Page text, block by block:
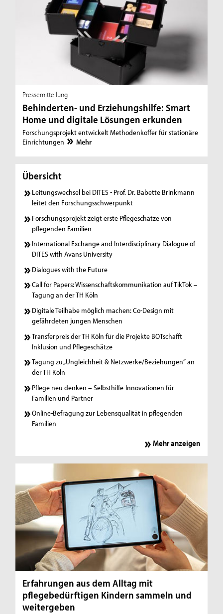
Pressemitteilung
Behinderten- und Erziehungshilfe: Smart
Home und digitale Lösungen erkunden
Forschungsprojekt entwickelt Methodenkoffer für stationäre
Einrichtungen
Mehr
Übersicht
Leitungswechsel bei DITES - Prof. Dr. Babette Brinkmann
leitet den Forschungsschwerpunkt
Forschungsprojekt zeigt erste Pflegeschätze von
pflegenden Familien
International Exchange and Interdisciplinary Dialogue of
DITES with Avans University
Dialogues with the Future
Call for Papers: Wissenschaftskommunikation auf TikTok –
Tagung an der TH Köln
Digitale Teilhabe möglich machen: Co-Design mit
gefährdeten jungen Menschen
Transferpreis der TH Köln für die Projekte BOTschafft
Inklusion und Pflegeschätze
Tagung zu „Ungleichheit & Netzwerke/Beziehungen“ an
der TH Köln
Pflege neu denken – Selbsthilfe-Innovationen für
Familien und Partner
Online-Befragung zur Lebensqualität in pflegenden
Familien
Mehr anzeigen
Erfahrungen aus dem Alltag mit
pflegebedürftigen Kindern sammeln und
weitergeben